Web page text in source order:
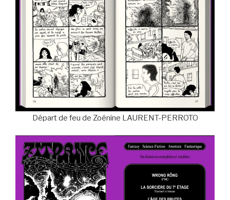
Départ de feu de Zoénine LAURENT-PERROTO